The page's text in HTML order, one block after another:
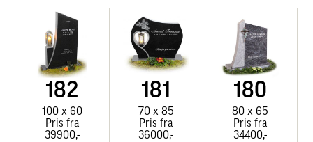
182
100 x 60
Pris fra
39900,-
181
70 x 85
Pris fra
36000,-
180
80 x 65
Pris fra
34400,-